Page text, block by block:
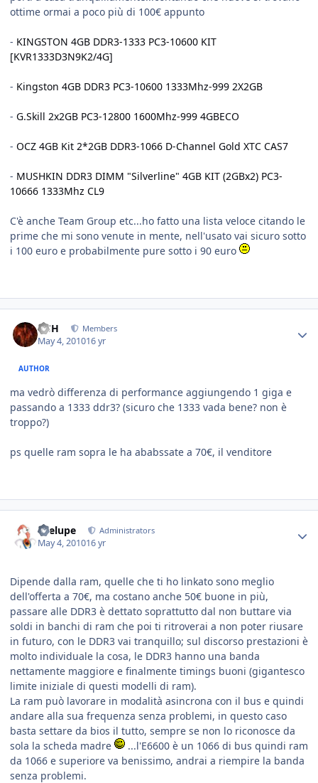
ottime ormai a poco più di 100€ appunto
- KINGSTON 4GB DDR3-1333 PC3-10600 KIT
[KVR1333D3N9K2/4G]
- Kingston 4GB DDR3 PC3-10600 1333Mhz-999 2X2GB
- G.Skill 2x2GB PC3-12800 1600Mhz-999 4GBECO
- OCZ 4GB Kit 2*2GB DDR3-1066 D-Channel Gold XTC CAS7
- MUSHKIN DDR3 DIMM "Silverline" 4GB KIT (2GBx2) PC3-
10666 1333Mhz CL9
C'è anche Team Group etc...ho fatto una lista veloce citando le
prime che mi sono venute in mente, nell'usato vai sicuro sotto
i 100 euro e probabilmente pure sotto i 90 euro
HSH Members
May 4, 201016 yr
AUTHOR
ma vedrò differenza di performance aggiungendo 1 giga e
passando a 1333 ddr3? (sicuro che 1333 vada bene? non è
troppo?)
ps quelle ram sopra le ha ababssate a 70€, il venditore
Toelupe Administrators
May 4, 201016 yr
Dipende dalla ram, quelle che ti ho linkato sono meglio
dell'offerta a 70€, ma costano anche 50€ buone in più,
passare alle DDR3 è dettato soprattutto dal non buttare via
soldi in banchi di ram che poi ti ritroverai a non poter riusare
in futuro, con le DDR3 vai tranquillo; sul discorso prestazioni è
molto individuale la cosa, le DDR3 hanno una banda
nettamente maggiore e finalmente timings buoni (gigantesco
limite iniziale di questi modelli di ram).
La ram può lavorare in modalità asincrona con il bus e quindi
andare alla sua frequenza senza problemi, in questo caso
basta settare da bios il tutto, sempre se non lo riconosce da
sola la scheda madre
...l'E6600 è un 1066 di bus quindi ram
da 1066 e superiore va benissimo, andrai a riempire la banda
senza problemi.